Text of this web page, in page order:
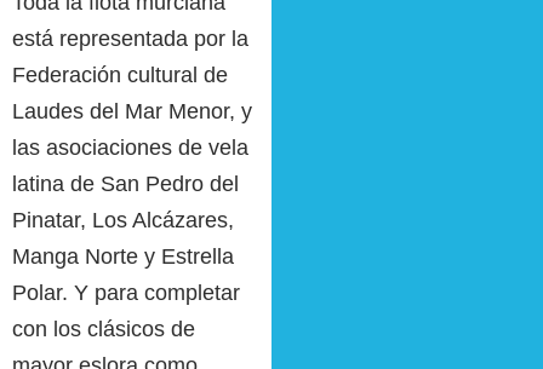
está representada por la
Federación cultural de
Laudes del Mar Menor, y
las asociaciones de vela
latina de San Pedro del
Pinatar, Los Alcázares,
Manga Norte y Estrella
Polar. Y para completar
con los clásicos de